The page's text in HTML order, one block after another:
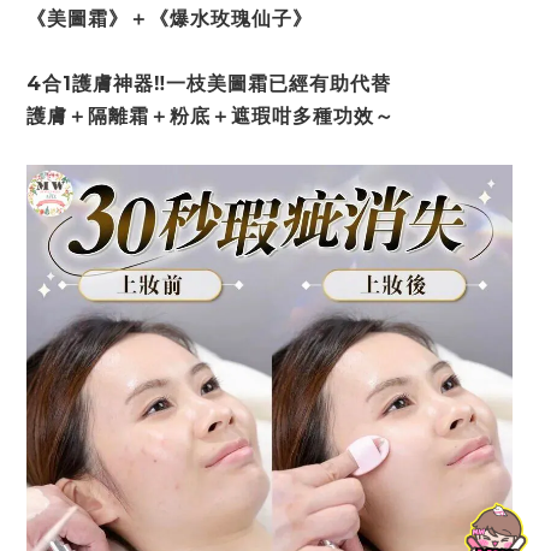
《美圖霜》＋《爆水玫瑰仙子》
4合1護膚神器‼️一枝美圖霜已經有助代替
護膚＋隔離霜＋粉底＋遮瑕咁多種功效～